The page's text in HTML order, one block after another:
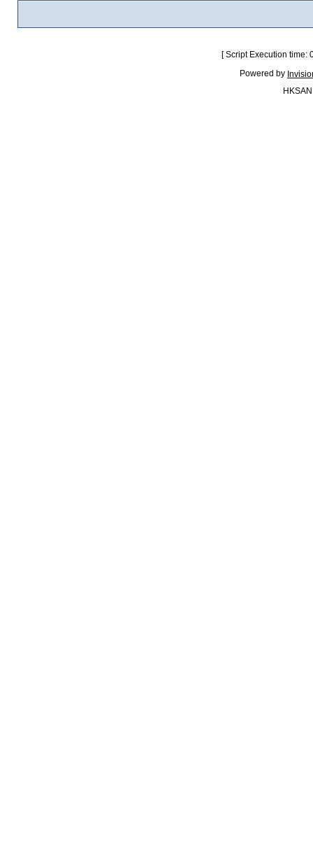
[ Script Execution
Powered by